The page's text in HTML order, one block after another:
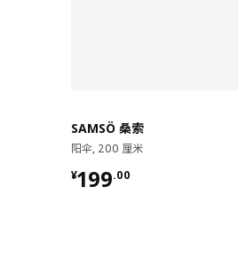
SAMSÖ 桑索
阳伞, 200 厘米
¥199.00
¥ 199.00